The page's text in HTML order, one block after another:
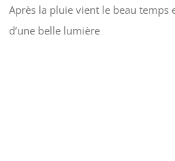
Après la pluie vient le beau temps
d’une belle lumière